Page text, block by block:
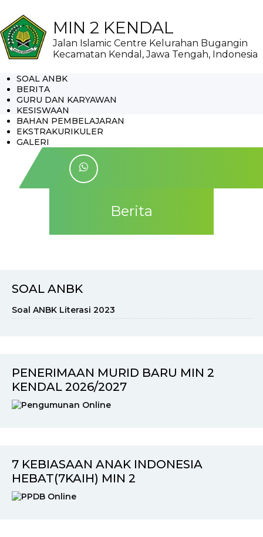
MIN 2 KENDAL
Jalan Islamic Centre Kelurahan Bugangin
Kecamatan Kendal, Jawa Tengah, Indonesia
SOAL ANBK
BERITA
GURU DAN KARYAWAN
KESISWAAN
BAHAN PEMBELAJARAN
EKSTRAKURIKULER
GALERI
Berita
SOAL ANBK
Soal ANBK Literasi 2023
PENERIMAAN MURID BARU MIN 2
KENDAL 2026/2027
7 KEBIASAAN ANAK INDONESIA
HEBAT(7KAIH) MIN 2